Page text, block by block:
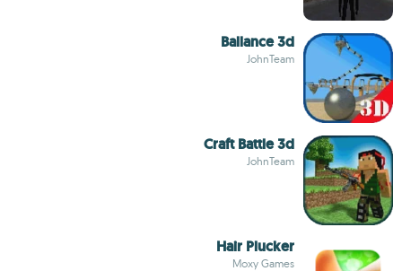
Ballance 3d
JohnTeam
Craft Battle 3d
JohnTeam
Hair Plucker
Moxy Games